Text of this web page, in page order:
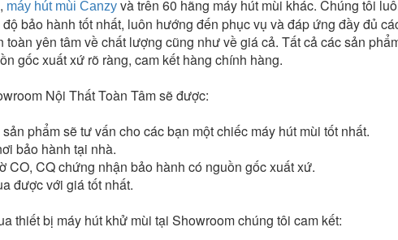
, máy hút mùi Canzyvà trên 60 hãng máy hút mùi khác. Chúng tôi
bảo hành tốt nhất, luôn hướng đến phục vụ và đáp ứng đầy đủ
yên tâm về chất lượng cũng như về giá cả. Tất cả các sản
gốc xuất xứ rõ ràng, cam kết hàng chính hàng.
Nội Thất Toàn Tâm sẽ được:
phẩm sẽ tư vấn cho các bạn một chiếc máy hút mùi tốt nhất.
bảo hành tại nhà.
CO, CQ chứng nhận bảo hành có nguồn gốc xuất xứ.
được với giá tốt nhất.
thiết bị máy hút khử mùi tại Showroom chúng tôi cam kết: